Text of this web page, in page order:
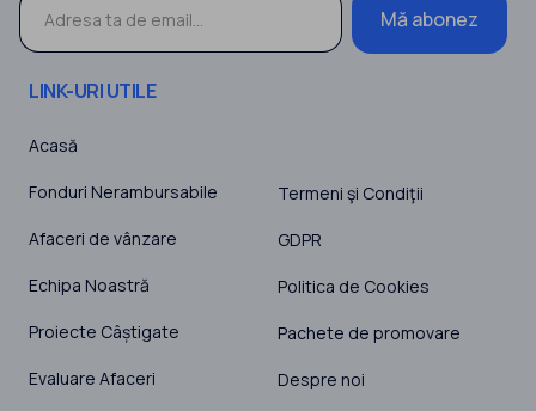
Mă abonez
LINK-URI UTILE
Acasă
Fonduri Nerambursabile
Afaceri de vânzare
Echipa Noastră
Proiecte Câștigate
Evaluare Afaceri
Termeni şi Condiţii
GDPR
Politica de Cookies
Pachete de promovare
Despre noi